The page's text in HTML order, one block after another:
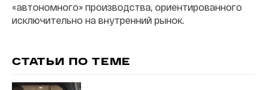
«автономного» производства, ориентированного
исключительно на внутренний рынок.
СТАТЬИ ПО ТЕМЕ